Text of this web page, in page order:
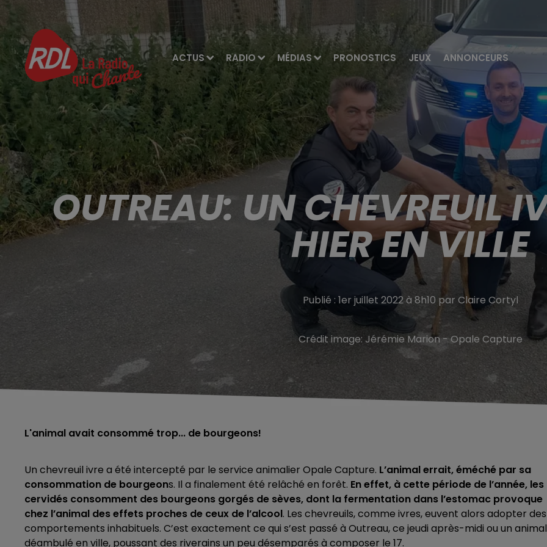
ACTUS RADIO MÉDIAS PRONOSTICS JEUX ANNONCEURS
OUTREAU: UN CHEVREUIL
HIER EN VILLE
Publié : 1er juillet 2022 à 8h10 par Claire Cortyl
Crédit image: Jérémie Marion - Opale Capture
L'animal avait consommé trop... de bourgeons!
Un chevreuil ivre a été intercepté par le service animalier Opale Capture. L’animal errait, éméché par sa
consommation de bourgeons. Il a finalement été relâché en forêt. En effet, à cette période de l’année, les
cervidés consomment des bourgeons gorgés de sèves, dont la fermentation dans l’estomac provoque
chez l’animal des effets proches de ceux de l’alcool. Les chevreuils, comme ivres, euvent alors adopter des
comportements inhabituels. C’est exactement ce qui s’est passé à Outreau, ce jeudi après-midi ou un
déambulé en ville, poussant des riverains un peu désemparés à composer le 17.